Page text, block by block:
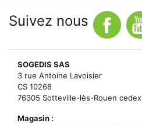
Suivez nous
SOGEDIS SAS
3 rue Antoine Lavoisier
CS 10268
76305 Sotteville-lès-Rouen cedex
Magasin :